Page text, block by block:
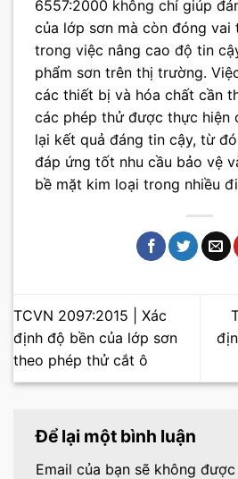
6557:2000 không chỉ giúp
của lớp sơn mà còn đóng vai
trong việc nâng cao độ tin
phẩm sơn trên thị trường.
các thiết bị và hóa chất cần
các phép thử được thực hiện
lại kết quả đáng tin cậy, từ
đáp ứng tốt nhu cầu bảo vệ
bề mặt kim loại trong nhiều
TCVN 2097:2015 | Xác
định độ bền của lớp sơn
theo phép thử cắt ô
Để lại một bình luận
Email của bạn sẽ không